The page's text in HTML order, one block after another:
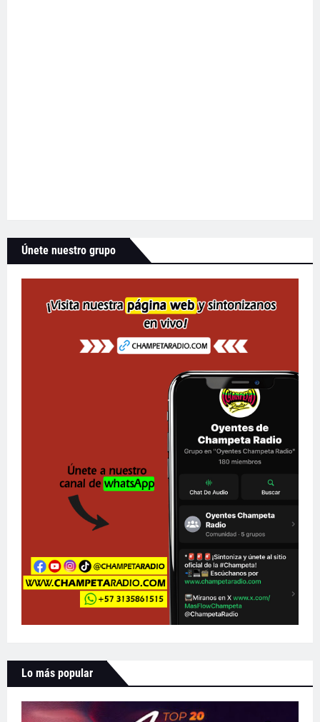
Únete nuestro grupo
Lo más popular